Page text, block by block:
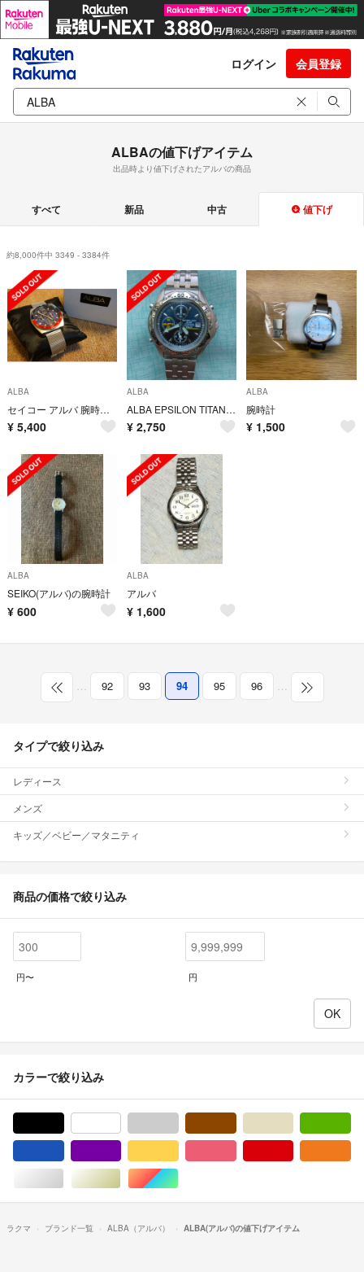
ログイン 会員登録
ALBAの値下げアイテム
出品時より値下げされたアルバの商品
すべて 新品 中古 値下げ
約8,000件中 3349 - 3384件
ALBA
セイコー アルバ 腕時計 AP6525X1 多針 ペプシベゼル
¥ 5,400
ALBA
ALBA EPSILON TITANIUMクロノグラフ 動作品 平成12年頃
¥ 2,750
ALBA
腕時計
¥ 1,500
ALBA
SEIKO(アルバ)の腕時計
¥ 600
ALBA
アルバ
¥ 1,600
… 92 93 94 95 96 …
タイプで絞り込み
レディース
メンズ
キッズ／ベビー／マタニティ
商品の価格で絞り込み
円〜 円
カラーで絞り込み
シルバー/銀色系ゴールド/金色系マルチカラー
ラクマ ブランド一覧 ALBA（アルバ） ALBA(アルバ)の値下げアイテム